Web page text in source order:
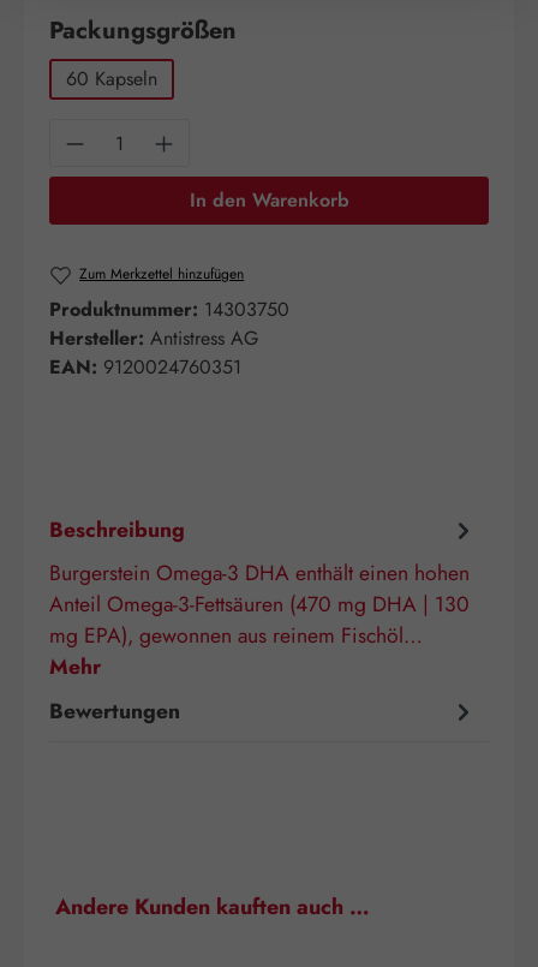
Packungsgrößen
60 Kapseln
Produkt Anzahl: Gib den gewünschten
In den Warenkorb
Zum Merkzettel hinzufügen
Produktnummer: 14303750
Hersteller: Antistress AG
EAN: 9120024760351
Beschreibung
Burgerstein Omega-3 DHA enthält einen hohen
Anteil Omega-3-Fettsäuren (470 mg DHA | 130
mg EPA), gewonnen aus reinem Fischöl…
Mehr
Bewertungen
Produktgalerie überspringen
Andere Kunden kauften auch …